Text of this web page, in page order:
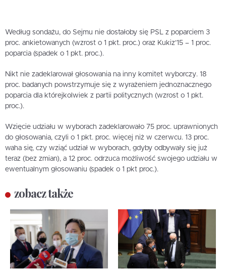
Według sondażu, do Sejmu nie dostałoby się PSL z poparciem 3
proc. ankietowanych (wzrost o 1 pkt. proc.) oraz Kukiz’15 – 1 proc.
poparcia (spadek o 1 pkt. proc.).
Nikt nie zadeklarował głosowania na inny komitet wyborczy. 18
proc. badanych powstrzymuje się z wyrażeniem jednoznacznego
poparcia dla którejkolwiek z partii politycznych (wzrost o 1 pkt.
proc.).
Wzięcie udziału w wyborach zadeklarowało 75 proc. uprawnionych
do głosowania, czyli o 1 pkt. proc. więcej niż w czerwcu. 13 proc.
waha się, czy wziąć udział w wyborach, gdyby odbywały się już
teraz (bez zmian), a 12 proc. odrzuca możliwość swojego udziału w
ewentualnym głosowaniu (spadek o 1 pkt proc.).
zobacz także